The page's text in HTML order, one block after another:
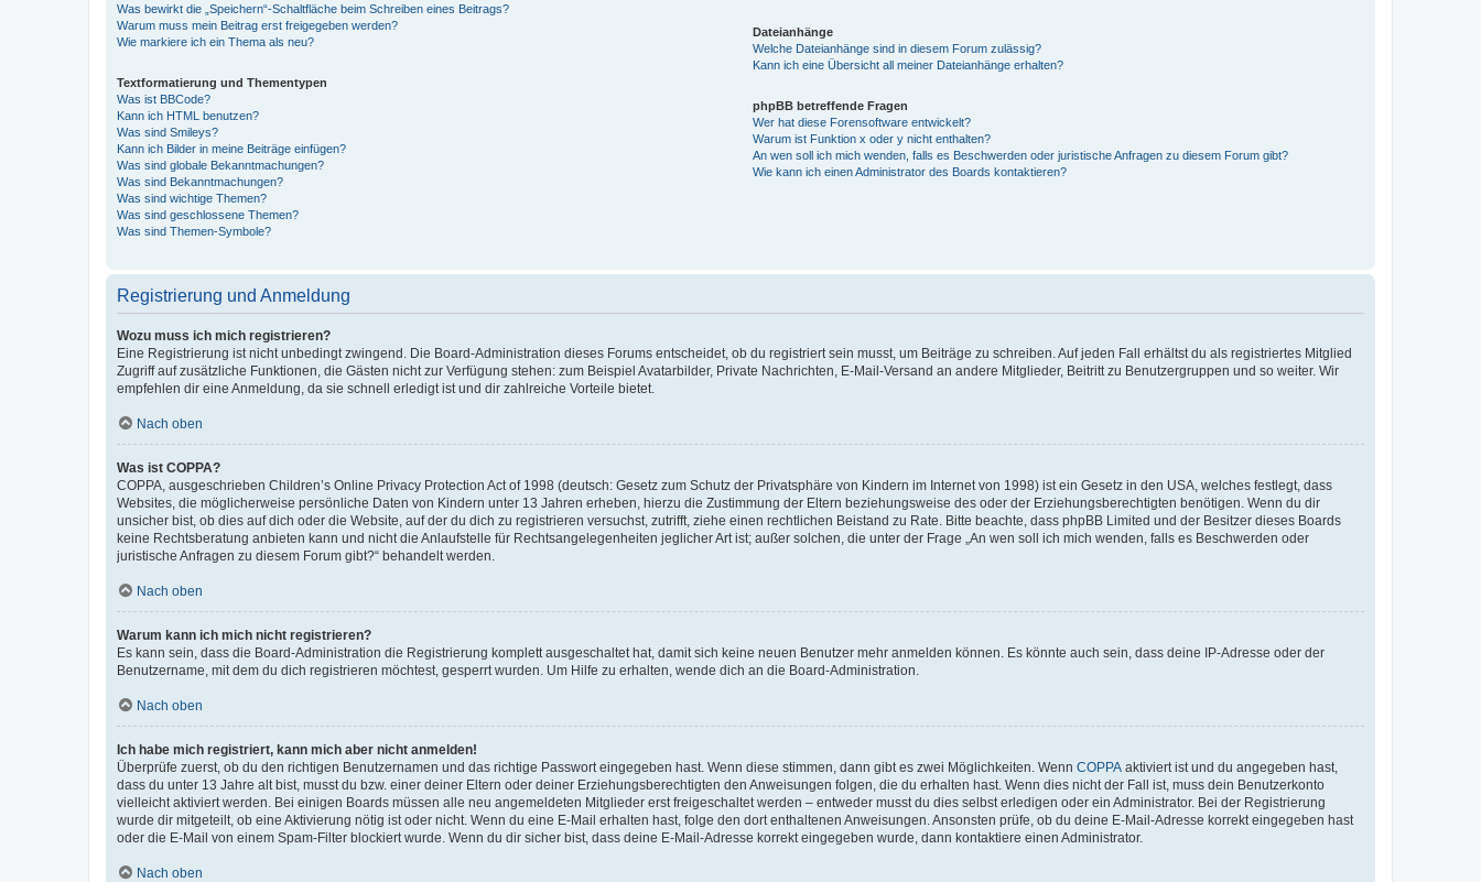
Was bewirkt die „Speichern“-Schaltfläche beim Schreiben eines Beitrags?
Warum muss mein Beitrag erst freigegeben werden?
Wie markiere ich ein Thema als neu?
Textformatierung und Thementypen
Was ist BBCode?
Kann ich HTML benutzen?
Was sind Smileys?
Kann ich Bilder in meine Beiträge einfügen?
Was sind globale Bekanntmachungen?
Was sind Bekanntmachungen?
Was sind wichtige Themen?
Was sind geschlossene Themen?
Was sind Themen-Symbole?
Dateianhänge
Welche Dateianhänge sind in diesem Forum zulässig?
Kann ich eine Übersicht all meiner Dateianhänge erhalten?
phpBB betreffende Fragen
Wer hat diese Forensoftware entwickelt?
Warum ist Funktion x oder y nicht enthalten?
An wen soll ich mich wenden, falls es Beschwerden oder juristische Anfragen zu diesem Forum gibt?
Wie kann ich einen Administrator des Boards kontaktieren?
Registrierung und Anmeldung
Wozu muss ich mich registrieren?
Eine Registrierung ist nicht unbedingt zwingend. Die Board-Administration dieses Forums entscheidet, ob du registriert sein musst, um Beiträge zu schreiben. Auf jeden Fall erhältst du als registriertes Mitglied
Zugriff auf zusätzliche Funktionen, die Gästen nicht zur Verfügung stehen: zum Beispiel Avatarbilder, Private Nachrichten, E-Mail-Versand an andere Mitglieder, Beitritt zu Benutzergruppen und so weiter. Wir
empfehlen dir eine Anmeldung, da sie schnell erledigt ist und dir zahlreiche Vorteile bietet.
Nach oben
Was ist COPPA?
COPPA, ausgeschrieben Children’s Online Privacy Protection Act of 1998 (deutsch: Gesetz zum Schutz der Privatsphäre von Kindern im Internet von 1998) ist ein Gesetz in den USA, welches festlegt, dass
Websites, die möglicherweise persönliche Daten von Kindern unter 13 Jahren erheben, hierzu die Zustimmung der Eltern beziehungsweise des oder der Erziehungsberechtigten benötigen. Wenn du dir
unsicher bist, ob dies auf dich oder die Website, auf der du dich zu registrieren versuchst, zutrifft, ziehe einen rechtlichen Beistand zu Rate. Bitte beachte, dass phpBB Limited und der Besitzer dieses Boards
keine Rechtsberatung anbieten kann und nicht die Anlaufstelle für Rechtsangelegenheiten jeglicher Art ist; außer solchen, die unter der Frage „An wen soll ich mich wenden, falls es Beschwerden oder
juristische Anfragen zu diesem Forum gibt?“ behandelt werden.
Nach oben
Warum kann ich mich nicht registrieren?
Es kann sein, dass die Board-Administration die Registrierung komplett ausgeschaltet hat, damit sich keine neuen Benutzer mehr anmelden können. Es könnte auch sein, dass deine IP-Adresse oder der
Benutzername, mit dem du dich registrieren möchtest, gesperrt wurden. Um Hilfe zu erhalten, wende dich an die Board-Administration.
Nach oben
Ich habe mich registriert, kann mich aber nicht anmelden!
Überprüfe zuerst, ob du den richtigen Benutzernamen und das richtige Passwort eingegeben hast. Wenn diese stimmen, dann gibt es zwei Möglichkeiten. Wenn COPPA aktiviert ist und du angegeben hast,
dass du unter 13 Jahre alt bist, musst du bzw. einer deiner Eltern oder deiner Erziehungsberechtigten den Anweisungen folgen, die du erhalten hast. Wenn dies nicht der Fall ist, muss dein Benutzerkonto
vielleicht aktiviert werden. Bei einigen Boards müssen alle neu angemeldeten Mitglieder erst freigeschaltet werden – entweder musst du dies selbst erledigen oder ein Administrator. Bei der Registrierung
wurde dir mitgeteilt, ob eine Aktivierung nötig ist oder nicht. Wenn du eine E-Mail erhalten hast, folge den dort enthaltenen Anweisungen. Ansonsten prüfe, ob du deine E-Mail-Adresse korrekt eingegeben hast
oder die E-Mail von einem Spam-Filter blockiert wurde. Wenn du dir sicher bist, dass deine E-Mail-Adresse korrekt eingegeben wurde, dann kontaktiere einen Administrator.
Nach oben